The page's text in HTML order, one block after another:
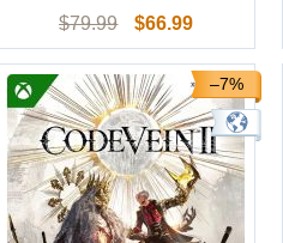
$79.99 $66.99
–7%